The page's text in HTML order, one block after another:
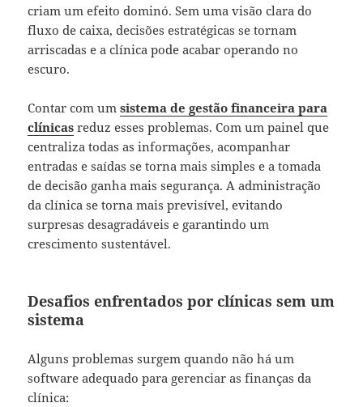
criam um efeito dominó. Sem uma visão clara do
fluxo de caixa, decisões estratégicas se tornam
arriscadas e a clínica pode acabar operando no
escuro.
Contar com umsistema de gestão financeira para
clínicas reduz esses problemas. Com um painel que
centraliza todas as informações, acompanhar
entradas e saídas se torna mais simples e a tomada
de decisão ganha mais segurança. A administração
da clínica se torna mais previsível, evitando
surpresas desagradáveis e garantindo um
crescimento sustentável.
Desafios enfrentados por clínicas sem um
sistema
Alguns problemas surgem quando não há um
software adequado para gerenciar as finanças da
clínica: